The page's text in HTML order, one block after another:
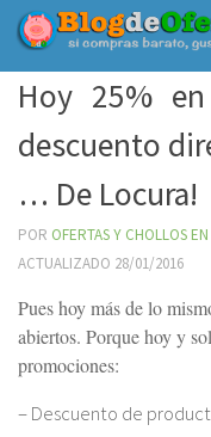
Debajo del contenido
Hoy 25%
descuento
… De Locura!
POR OFERTAS Y CHOLLOS
ACTUALIZADO 28/01/2016
Pues hoy más de lo
abiertos. Porque hoy y
promociones:
– Descuento de